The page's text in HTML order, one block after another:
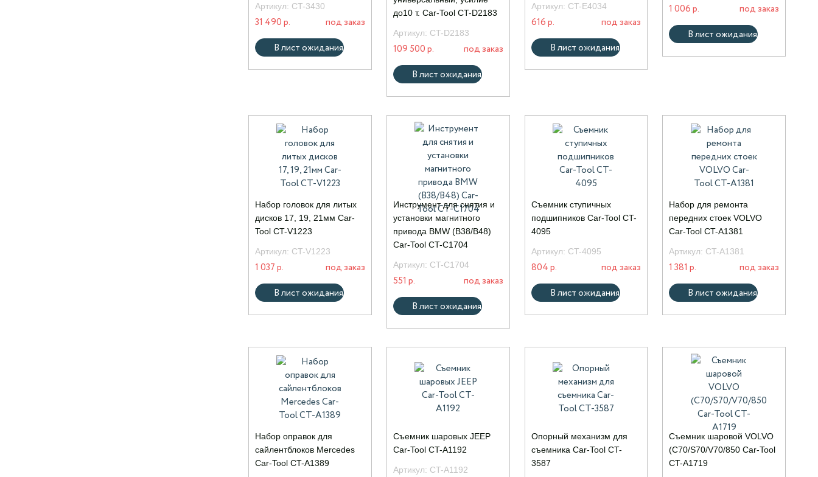
Артикул: CT-3430
31 490 р. под заказ
В лист ожидания
до10 т. Car-Tool CT-D2183
Артикул: CT-D2183
109 500 р. под заказ
В лист ожидания
Артикул: CT-E4034
616 р. под заказ
В лист ожидания
1 006 р. под заказ
В лист ожидания
Набор головок для литых
дисков 17, 19, 21мм Car-
Tool CT-V1223
Артикул: CT-V1223
1 037 р. под заказ
В лист ожидания
Инструмент для снятия и
установки магнитного
привода BMW (B38/B48)
Car-Tool CT-C1704
Артикул: CT-C1704
551 р. под заказ
В лист ожидания
Съемник ступичных
подшипников Car-Tool CT-
4095
Артикул: CT-4095
804 р. под заказ
В лист ожидания
Набор для ремонта
передних стоек VOLVO
Car-Tool CT-A1381
Артикул: CT-A1381
1 381 р. под заказ
В лист ожидания
Набор оправок для
сайлентблоков Mercedes
Car-Tool CT-A1389
Съемник шаровых JEEP
Car-Tool CT-A1192
Артикул: CT-A1192
Опорный механизм для
съемника Car-Tool CT-
3587
Съемник шаровой VOLVO
(C70/S70/V70/850 Car-Tool
CT-A1719